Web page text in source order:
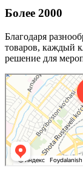
Более 2000
Благодаря
товаров, каждый
решение для